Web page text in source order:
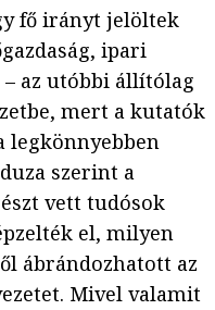
fő irányt jelöltek
ipari
az utóbbi állítólag
mert a kutatók
legkönnyebben
szerint a
vett tudósok
el, milyen
ábrándozhatott az
Mivel valamit